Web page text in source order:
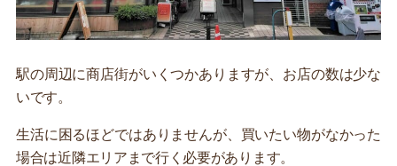
駅の周辺に商店街がいくつかありますが、お店の数は少な
いです。
生活に困るほどではありませんが、買いたい物がなかった
場合は近隣エリアまで行く必要があります。